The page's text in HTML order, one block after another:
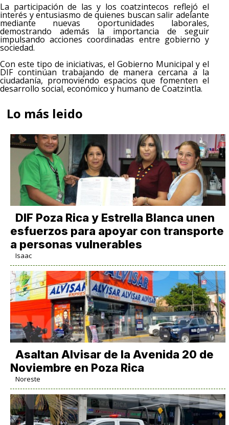
La participación de las y los coatzintecos reflejó el
interés y entusiasmo de quienes buscan salir adelante
mediante nuevas oportunidades laborales,
demostrando además la importancia de seguir
impulsando acciones coordinadas entre gobierno y
sociedad.
Con este tipo de iniciativas, el Gobierno Municipal y el
DIF continúan trabajando de manera cercana a la
ciudadanía, promoviendo espacios que fomenten el
desarrollo social, económico y humano de Coatzintla.
Lo más leido
DIF Poza Rica y Estrella Blanca unen
esfuerzos para apoyar con transporte
a personas vulnerables
Isaac
Asaltan Alvisar de la Avenida 20 de
Noviembre en Poza Rica
Noreste